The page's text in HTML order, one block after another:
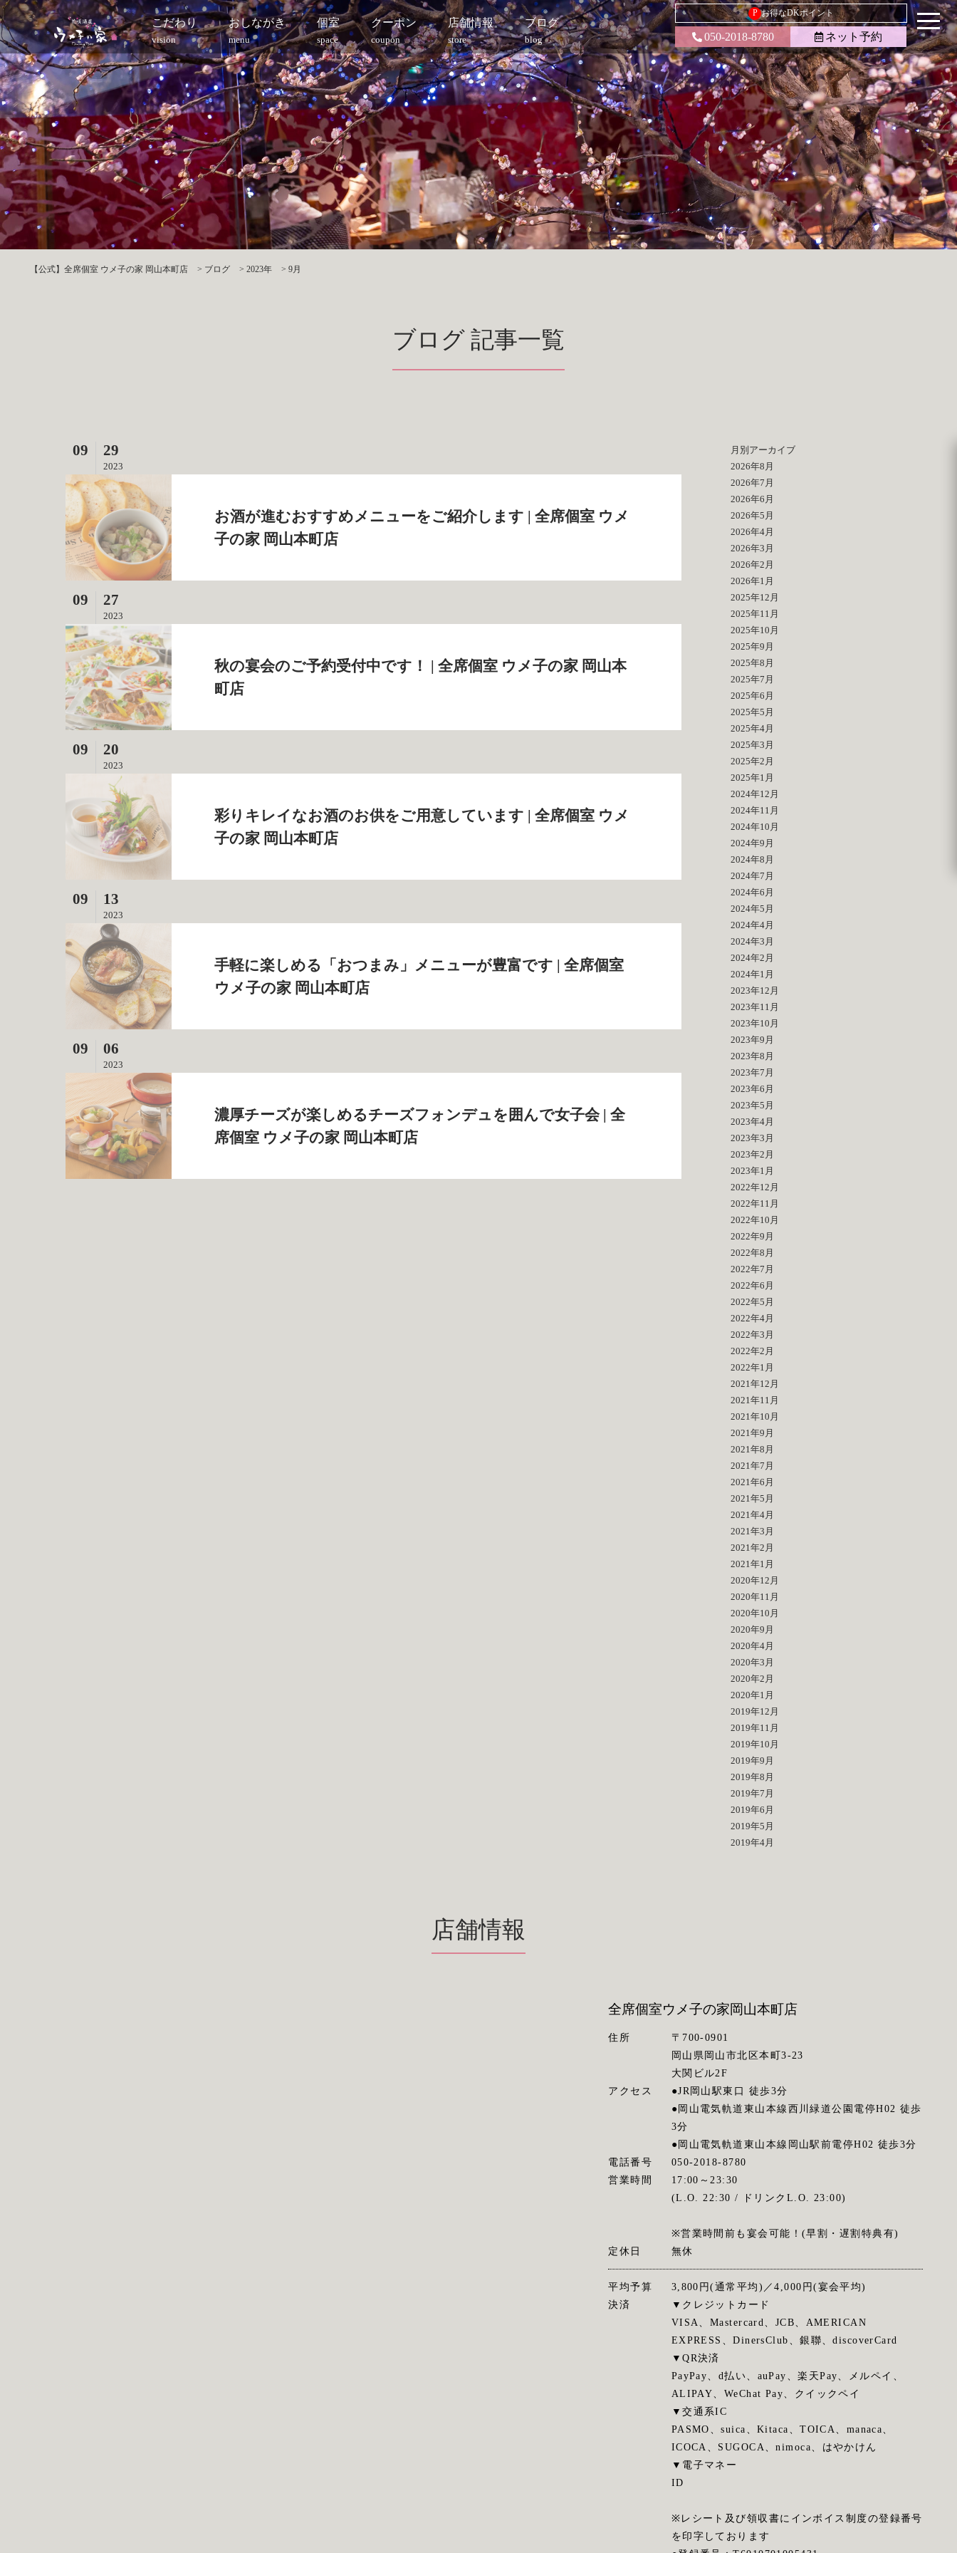
こだわり
vision
おしながき
menu
個室
space
クーポン
coupon
店舗情報
store
ブログ
blog
P お得なDKポイント
050-2018-8780 ネット予約
【公式】全席個室 ウメ子の家 岡山本町店 > ブログ > 2023年 > 9月
ブログ 記事一覧
09 29
2023
お酒が進むおすすめメニューをご紹介します | 全席個室 ウメ
子の家 岡山本町店
09 27
2023
秋の宴会のご予約受付中です！ | 全席個室 ウメ子の家 岡山本
町店
09 20
2023
彩りキレイなお酒のお供をご用意しています | 全席個室 ウメ
子の家 岡山本町店
09 13
2023
手軽に楽しめる「おつまみ」メニューが豊富です | 全席個室
ウメ子の家 岡山本町店
09 06
2023
濃厚チーズが楽しめるチーズフォンデュを囲んで女子会 | 全
席個室 ウメ子の家 岡山本町店
月別アーカイブ
2026年8月
2026年7月
2026年6月
2026年5月
2026年4月
2026年3月
2026年2月
2026年1月
2025年12月
2025年11月
2025年10月
2025年9月
2025年8月
2025年7月
2025年6月
2025年5月
2025年4月
2025年3月
2025年2月
2025年1月
2024年12月
2024年11月
2024年10月
2024年9月
2024年8月
2024年7月
2024年6月
2024年5月
2024年4月
2024年3月
2024年2月
2024年1月
2023年12月
2023年11月
2023年10月
2023年9月
2023年8月
2023年7月
2023年6月
2023年5月
2023年4月
2023年3月
2023年2月
2023年1月
2022年12月
2022年11月
2022年10月
2022年9月
2022年8月
2022年7月
2022年6月
2022年5月
2022年4月
2022年3月
2022年2月
2022年1月
2021年12月
2021年11月
2021年10月
2021年9月
2021年8月
2021年7月
2021年6月
2021年5月
2021年4月
2021年3月
2021年2月
2021年1月
2020年12月
2020年11月
2020年10月
2020年9月
2020年4月
2020年3月
2020年2月
2020年1月
2019年12月
2019年11月
2019年10月
2019年9月
2019年8月
2019年7月
2019年6月
2019年5月
2019年4月
店舗情報
全席個室ウメ子の家岡山本町店
住所
〒700-0901
岡山県岡山市北区本町3-23
大関ビル2F
アクセス
●JR岡山駅東口 徒歩3分
●岡山電気軌道東山本線西川緑道公園電停H02 徒歩
3分
●岡山電気軌道東山本線岡山駅前電停H02 徒歩3分
電話番号
050-2018-8780
営業時間
17:00～23:30
(L.O. 22:30 / ドリンクL.O. 23:00)
※営業時間前も宴会可能！(早割・遅割特典有)
定休日
無休
平均予算
3,800円(通常平均)／4,000円(宴会平均)
決済
▼クレジットカード
VISA、Mastercard、JCB、AMERICAN
EXPRESS、DinersClub、銀聯、discoverCard
▼QR決済
PayPay、d払い、auPay、楽天Pay、メルペイ、
ALIPAY、WeChat Pay、クイックペイ
▼交通系IC
PASMO、suica、Kitaca、TOICA、manaca、
ICOCA、SUGOCA、nimoca、はやかけん
▼電子マネー
ID
※レシート及び領収書にインボイス制度の登録番号
を印字しております